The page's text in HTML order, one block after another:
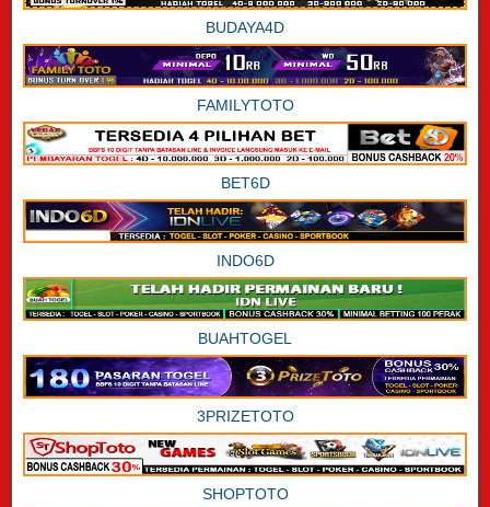
BUDAYA4D
FAMILYTOTO
BET6D
INDO6D
BUAHTOGEL
3PRIZETOTO
SHOPTOTO